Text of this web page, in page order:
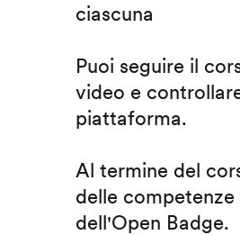
ciascuna
Puoi seguire il
video e
piattaforma.
Al termine del
delle
dell'Open Badge.